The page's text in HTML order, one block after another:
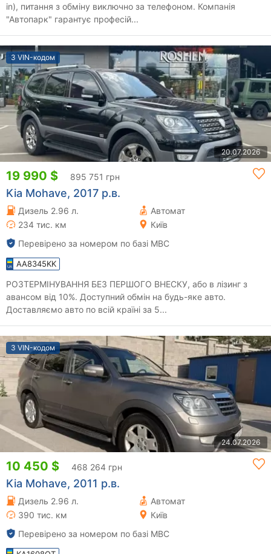
in), питання з обміну виключно за телефоном. Компанія
"Автопарк" гарантує професій...
З VIN-кодом
20.07.2026
19 990 $ 895 751 грн
Kia Mohave, 2017 р.в.
Дизель 2.96 л.
Автомат
234 тис. км
Київ
Перевірено за номером по базі МВС
AA8345KK
РОЗТЕРМІНУВАННЯ БЕЗ ПЕРШОГО ВНЕСКУ, або в лізинг з
авансом від 10%. Доступний обмін на будь-яке авто.
Доставляємо авто по всій країні за 5...
З VIN-кодом
24.07.2026
10 450 $ 468 264 грн
Kia Mohave, 2011 р.в.
Дизель 2.96 л.
Автомат
390 тис. км
Київ
Перевірено за номером по базі МВС